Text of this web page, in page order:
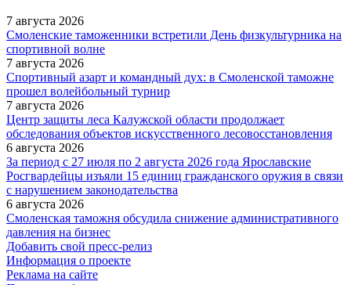
7 августа 2026
Смоленские таможенники встретили День физкультурника на
спортивной волне
7 августа 2026
Спортивный азарт и командный дух: в Смоленской таможне
прошел волейбольный турнир
7 августа 2026
Центр защиты леса Калужской области продолжает
обследования объектов искусственного лесовосстановления
6 августа 2026
За период с 27 июля по 2 августа 2026 года Ярославские
Росгвардейцы изъяли 15 единиц гражданского оружия в связи
с нарушением законодательства
6 августа 2026
Смоленская таможня обсудила снижение административного
давления на бизнес
Добавить свой пресс-релиз
Информация о проекте
Реклама на сайте